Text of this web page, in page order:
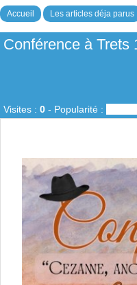
Accueil Les articles déja parus
Conférence à Trets
Visites : 0 - Popularité :